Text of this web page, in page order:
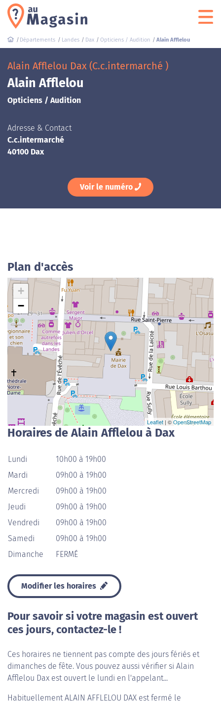
Départements Landes Dax Opticiens / Audition Alain Afflelou
Alain Afflelou Dax (C.c.intermarché )
Alain Afflelou
Opticiens / Audition
Adresse & Contact
C.c.intermarché
40100 Dax
Voir le numéro
Plan d'accès
+
−
Leaflet | ©OpenStreetMap
Horaires de Alain Afflelou à Dax
Lundi
10h00 à 19h00
Mardi
09h00 à 19h00
Mercredi
09h00 à 19h00
Jeudi
09h00 à 19h00
Vendredi
09h00 à 19h00
Samedi
09h00 à 19h00
Dimanche
FERMÉ
Modifier les horaires
Pour savoir si votre magasin est ouvert
ces jours, contactez-le !
Ces horaires ne tiennent pas compte des jours fériés et
dimanches de fête. Vous pouvez aussi vérifier si Alain
Afflelou Dax est ouvert le lundi en l'appelant...
HabituellementALAIN AFFLELOU DAX est fermé le